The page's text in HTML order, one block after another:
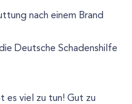
nach einem Brand
Deutsche Schadenshilfe
es viel zu tun! Gut zu